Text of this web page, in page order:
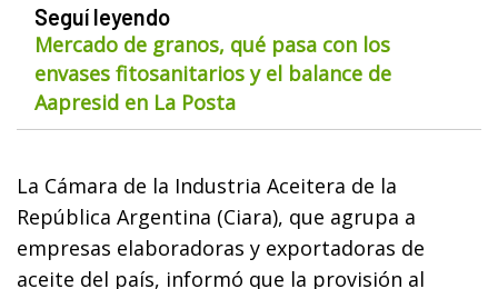
Seguí leyendo
Mercado de granos, qué pasa con los
envases fitosanitarios y el balance de
Aapresid en La Posta
La Cámara de la Industria Aceitera de la
República Argentina (Ciara), que agrupa a
empresas elaboradoras y exportadoras de
aceite del país, informó que la provisión al